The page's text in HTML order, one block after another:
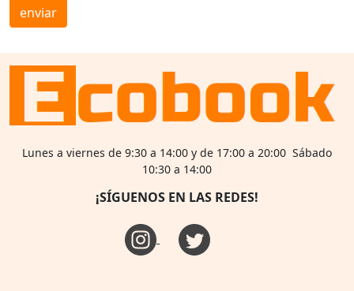
enviar
Lunes a viernes de 9:30 a 14:00 y de 17:00 a 20:00 Sábado
10:30 a 14:00
¡SÍGUENOS EN LAS REDES!